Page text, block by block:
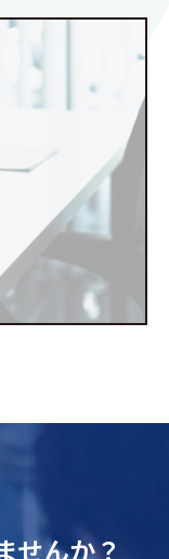
せんか？